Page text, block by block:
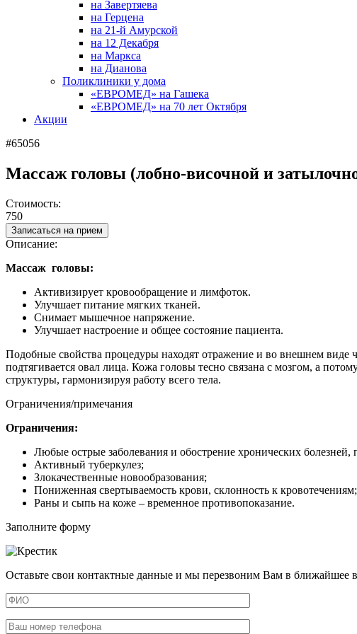
на Завертяева
на Герцена
на 21-й Амурской
на 12 Декабря
на Маркса
на Дианова
Поликлиники у дома
«ЕВРОМЕД» на Гашека
«ЕВРОМЕД» на 70 лет Октября
Акции
#65056
Массаж головы (лобно-височной и
Стоимость:
750
Записаться на прием
Описание:
Массаж головы:
Активизирует кровообращение и лимфоток.
Улучшает питание мягких тканей.
Снимает мышечное напряжение.
Улучшает настроение и общее состояние пациента.
Подобные свойства процедуры находят отражение и во внешнем виде
подтягивается овал лица. Кожа головы тесно связана с мозгом, а
структуры, гармонизируя работу всего тела.
Ограничения/примечания
Ограничения:
Любые острые заболевания и обострение хронических
Активный туберкулез;
Злокачественные новообразования;
Пониженная свертываемость крови, склонность к кровотечениям;
Раны и сыпь на коже – временное противопоказание.
Заполните форму
Оставьте свои контактные данные и мы перезвоним Вам в ближайшее